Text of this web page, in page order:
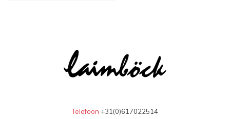
Telefoon +31(0)617022514